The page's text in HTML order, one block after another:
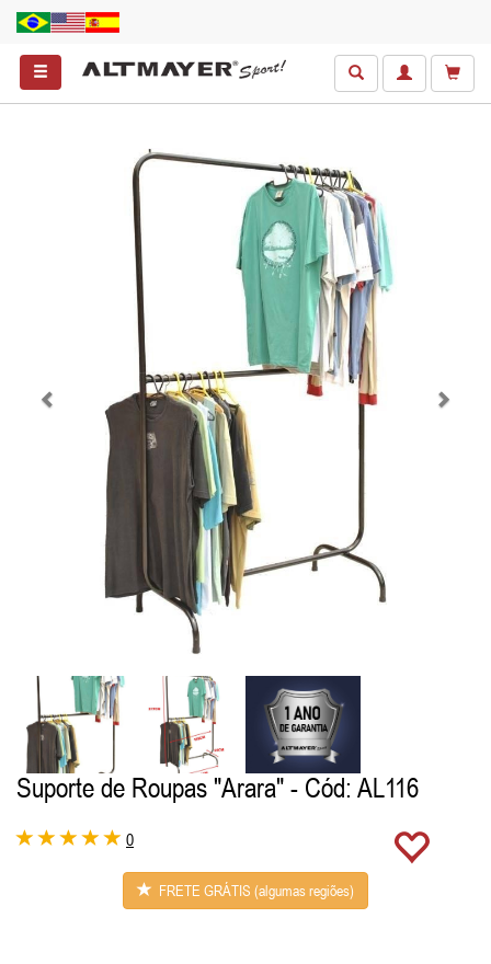
Suporte de Roupas "Arara" - Cód: AL116
0
FRETE GRÁTIS (algumas regiões)